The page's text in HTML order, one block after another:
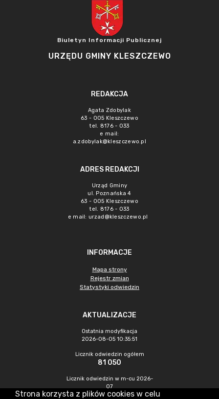
Biuletyn Informacji Publicznej
URZĘDU GMINY KLESZCZEWO
REDAKCJA
Agata Zdobylak
63 - 005 Kleszczewo
tel. 8176 - 033
e mail:
a.zdobylak@kleszczewo.pl
ADRES REDAKCJI
Urząd Gminy
ul. Poznańska 4
63 - 005 Kleszczewo
tel. 8176 - 033
e mail: urzad@kleszczewo.pl
INFORMACJE
Mapa strony
Rejestr zmian
Statystyki odwiedzin
AKTUALIZACJE
Ostatnia modyfikacja
2026-08-05 10:35:51
Licznik odwiedzin ogółem
81 050
Licznik odwiedzin w m-cu 2026-
07
828
Strona korzysta z plików cookies w celu